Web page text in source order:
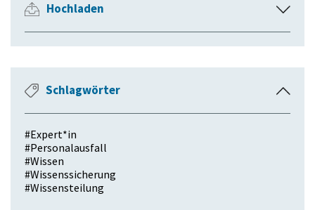
A
s
a
p
Hochladen
E
Schlagwörter
#Expert*in
#Personalausfall
#Wissen
#Wissenssicherung
#Wissensteilung